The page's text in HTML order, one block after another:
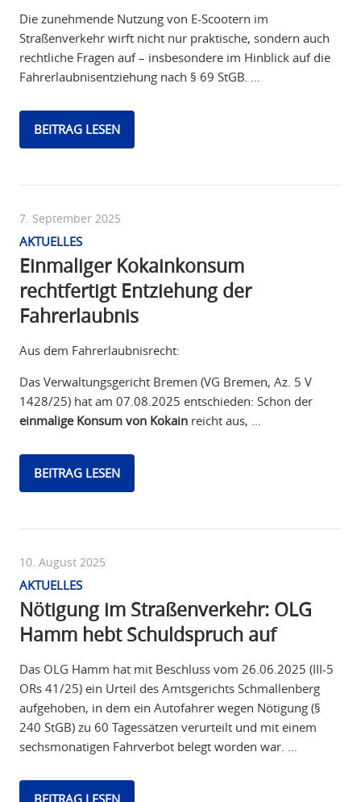
Die zunehmende Nutzung von E-Scootern im
Straßenverkehr wirft nicht nur praktische, sondern auch
rechtliche Fragen auf – insbesondere im Hinblick auf die
Fahrerlaubnisentziehung nach § 69 StGB. …
BEITRAG LESEN
7. September 2025
AKTUELLES
Einmaliger Kokainkonsum
rechtfertigt Entziehung der
Fahrerlaubnis
Aus dem Fahrerlaubnisrecht:
Das Verwaltungsgericht Bremen (VG Bremen, Az. 5 V
1428/25) hat am 07.08.2025 entschieden: Schon der
einmalige Konsum von Kokainreicht aus, …
BEITRAG LESEN
10. August 2025
AKTUELLES
Nötigung im Straßenverkehr: OLG
Hamm hebt Schuldspruch auf
Das OLG Hamm hat mit Beschluss vom 26.06.2025 (III-5
ORs 41/25) ein Urteil des Amtsgerichts Schmallenberg
aufgehoben, in dem ein Autofahrer wegen Nötigung (§
240 StGB) zu 60 Tagessätzen verurteilt und mit einem
sechsmonatigen Fahrverbot belegt worden war. …